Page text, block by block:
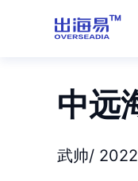
中远
武帅/